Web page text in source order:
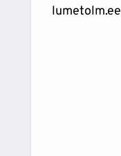
lumetolm.ee